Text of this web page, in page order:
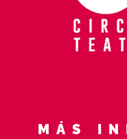
MÁS